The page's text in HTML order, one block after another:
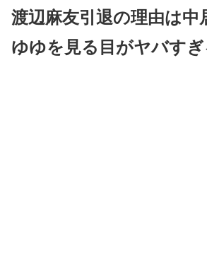
渡辺麻友引退の理由は中
ゆゆを見る目がヤバす